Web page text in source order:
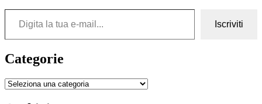
Digita la tua e-mail...
Iscriviti
Categorie
Categorie